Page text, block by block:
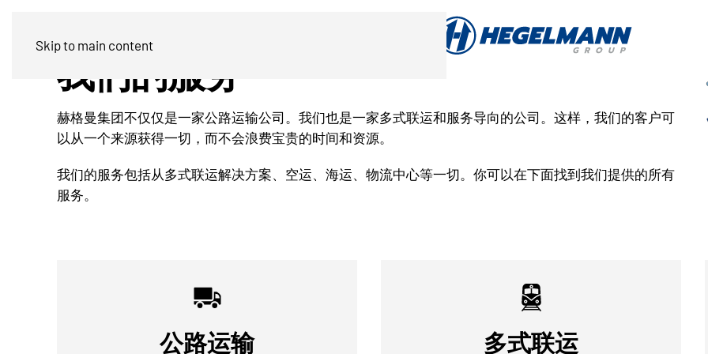
Skip to main content
我们的服务
赫格曼集团不仅仅是一家公路运输公司。我们也是一家多式联运和服务导向的公司。这样，我们的客户可
以从一个来源获得一切，而不会浪费宝贵的时间和资源。
我们的服务包括从多式联运解决方案、空运、海运、物流中心等一切。你可以在下面找到我们提供的所有
服务。
公路运输 多式联运